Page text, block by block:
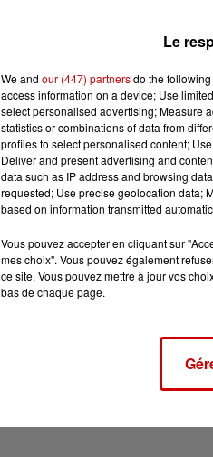
Le
We and our (447) partnersdo the
access information on a device; Use
select personalised advertising; Measure
statistics or combinations of data from
profiles to select personalised content;
Deliver and present advertising and
data such as IP address and browsing
requested; Use precise geolocation data;
based on information transmitted
Vous pouvez accepter en cliquant sur
mes choix". Vous pouvez également
ce site. Vous pouvez mettre à jour vos
bas de chaque page.